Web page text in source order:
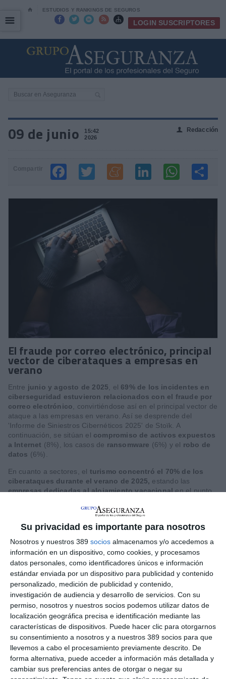
Su privacidad es importante para nosotros
Nosotros y nuestros 389 socios almacenamos y/o accedemos a
información en un dispositivo, como cookies, y procesamos
datos personales, como identificadores únicos e información
estándar enviada por un dispositivo para publicidad y contenido
personalizado, medición de publicidad y contenido,
investigación de audiencia y desarrollo de servicios. Con su
permiso, nosotros y nuestros socios podemos utilizar datos de
localización geográfica precisa e identificación mediante las
características de dispositivos. Puede hacer clic para otorgarnos
su consentimiento a nosotros y a nuestros 389 socios para que
llevemos a cabo el procesamiento previamente descrito. De
forma alternativa, puede acceder a información más detallada y
cambiar sus preferencias antes de otorgar o negar su
⌂ ESTUDIOS Y RANKINGS DE SEGUROS
     LOGIN SUSCRIPTORES
☰
☰
09 de junio
15:42
2026
👤 Redacción
El fraude por correo electrónico, principal
vector de ciberataques a empresas en
verano
Entre junio y agosto de 2025, el 69% de los incidentes en
ciberseguridad estuvieron relacionados con el fraude por
correo electrónico, convirtiéndose así en el principal vector de
ataque a las empresas en verano. Así se desprende del
'Informe de Siniestros Cibernéticos 2025' de Stoïk. A
continuación, se sitúan el compromiso de activos expuestos
a Internet (8%), los casos de ransomware (6%) y el robo de
datos (6%).
En cuanto a sectores, el turismo concentró el 70% de los
ciberataques durante el verano de 2025, estando las
empresas dedicadas al alojamiento vacacionalen el punto
ciberseguridad (51%), por delante de lasagencias de viajes
servicios de reservas (21%) y la hostelería
obstante, la hostelería es el sector en el que más han crecido
los ciberincidentes, duplicándose la tasa con respecto al verano
de 2024 , cuando solo aglutinaban el 6% de los ataques. El
suma el 6% y el el
ocio y
entretenimientootro 6%.
"Los meses de julio y agosto se posicionan como dos de los
meses con mayor pico de siniestros del año, debido a las
ausencias en periodos vacacionales y un debilitamiento de los
procesos internos de verificación. Los atacantes se aprovechan
de las caídas previsibles de supervisión de las compañías, la
sobrecarga en los procesos y los periodos de fatiga, para
atacar a los departamentos administrativos y financieros,
maximizando su impacto", ha analizadoIgnacio Ramallo,
Country Manager de Stoïk en España.